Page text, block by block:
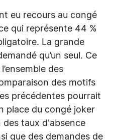
eu recours au congé
qui représente 44 %
La grande
qu’un seul. Ce
des
des motifs
précédentes pourrait
place du congé joker
taux d'absence
que des demandes de